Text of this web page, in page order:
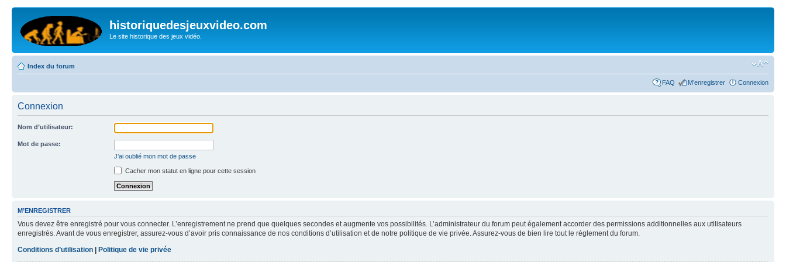
historiquedesjeuxvideo.com
Le site historique des jeux vidéo.
Index du forum
FAQ M’enregistrer Connexion
Connexion
Nom d’utilisateur:
Mot de passe:
J’ai oublié mon mot de passe
Cacher mon statut en ligne pour cette session
M’ENREGISTRER
Vous devez être enregistré pour vous connecter. L’enregistrement ne prend que quelques secondes et augmente vos possibilités. L’administrateur du forum peut également accorder des permissions additionnelles aux utilisateurs
enregistrés. Avant de vous enregistrer, assurez-vous d’avoir pris connaissance de nos conditions d’utilisation et de notre politique de vie privée. Assurez-vous de bien lire tout le règlement du forum.
Conditions d’utilisation
Politique de vie privée